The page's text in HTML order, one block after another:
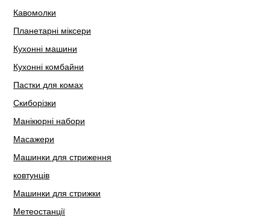
Кавомолки
Планетарні міксери
Кухонні машини
Кухонні комбайни
Пастки для комах
Скиборізки
Манікюрні набори
Масажери
Машинки для стриження
ковтунців
Машинки для стрижки
Метеостанції